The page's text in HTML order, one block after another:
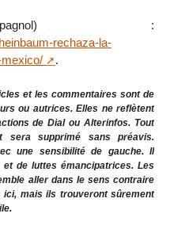
:
rechaza-la-
.
et les commentaires sont de
ou autrices. Elles ne reflètent
de Dial ou Alterinfos. Tout
sera supprimé sans préavis.
une sensibilité de gauche. Il
de luttes émancipatrices. Les
aller dans le sens contraire
mais ils trouveront sûrement